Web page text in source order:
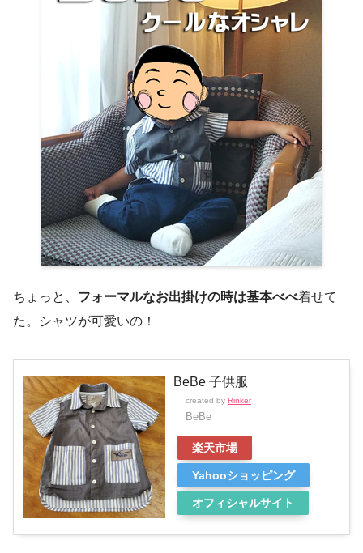
ちょっと、 フォーマルなお出掛けの時は基本べべ着せて
た。シャツが可愛いの！
BeBe 子供服
created by Rinker
BeBe
楽天市場
Yahooショッピング
オフィシャルサイト